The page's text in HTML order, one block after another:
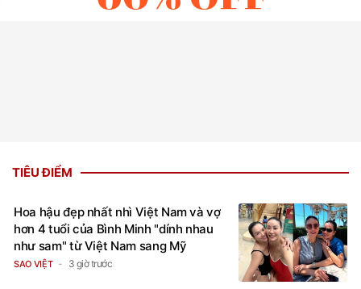
TIÊU ĐIỂM
Hoa hậu đẹp nhất nhì Việt Nam và vợ
hơn 4 tuổi của Bình Minh "dính nhau
như sam" từ Việt Nam sang Mỹ
SAO VIỆT 3 giờ trước